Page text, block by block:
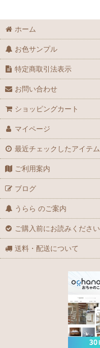
ホーム
お色サンプル
特定商取引法表示
お問い合わせ
ショッピングカート
マイページ
最近チェックしたアイテム
ご利用案内
ブログ
うらら のご案内
ご購入前にお読みください
送料・配送について